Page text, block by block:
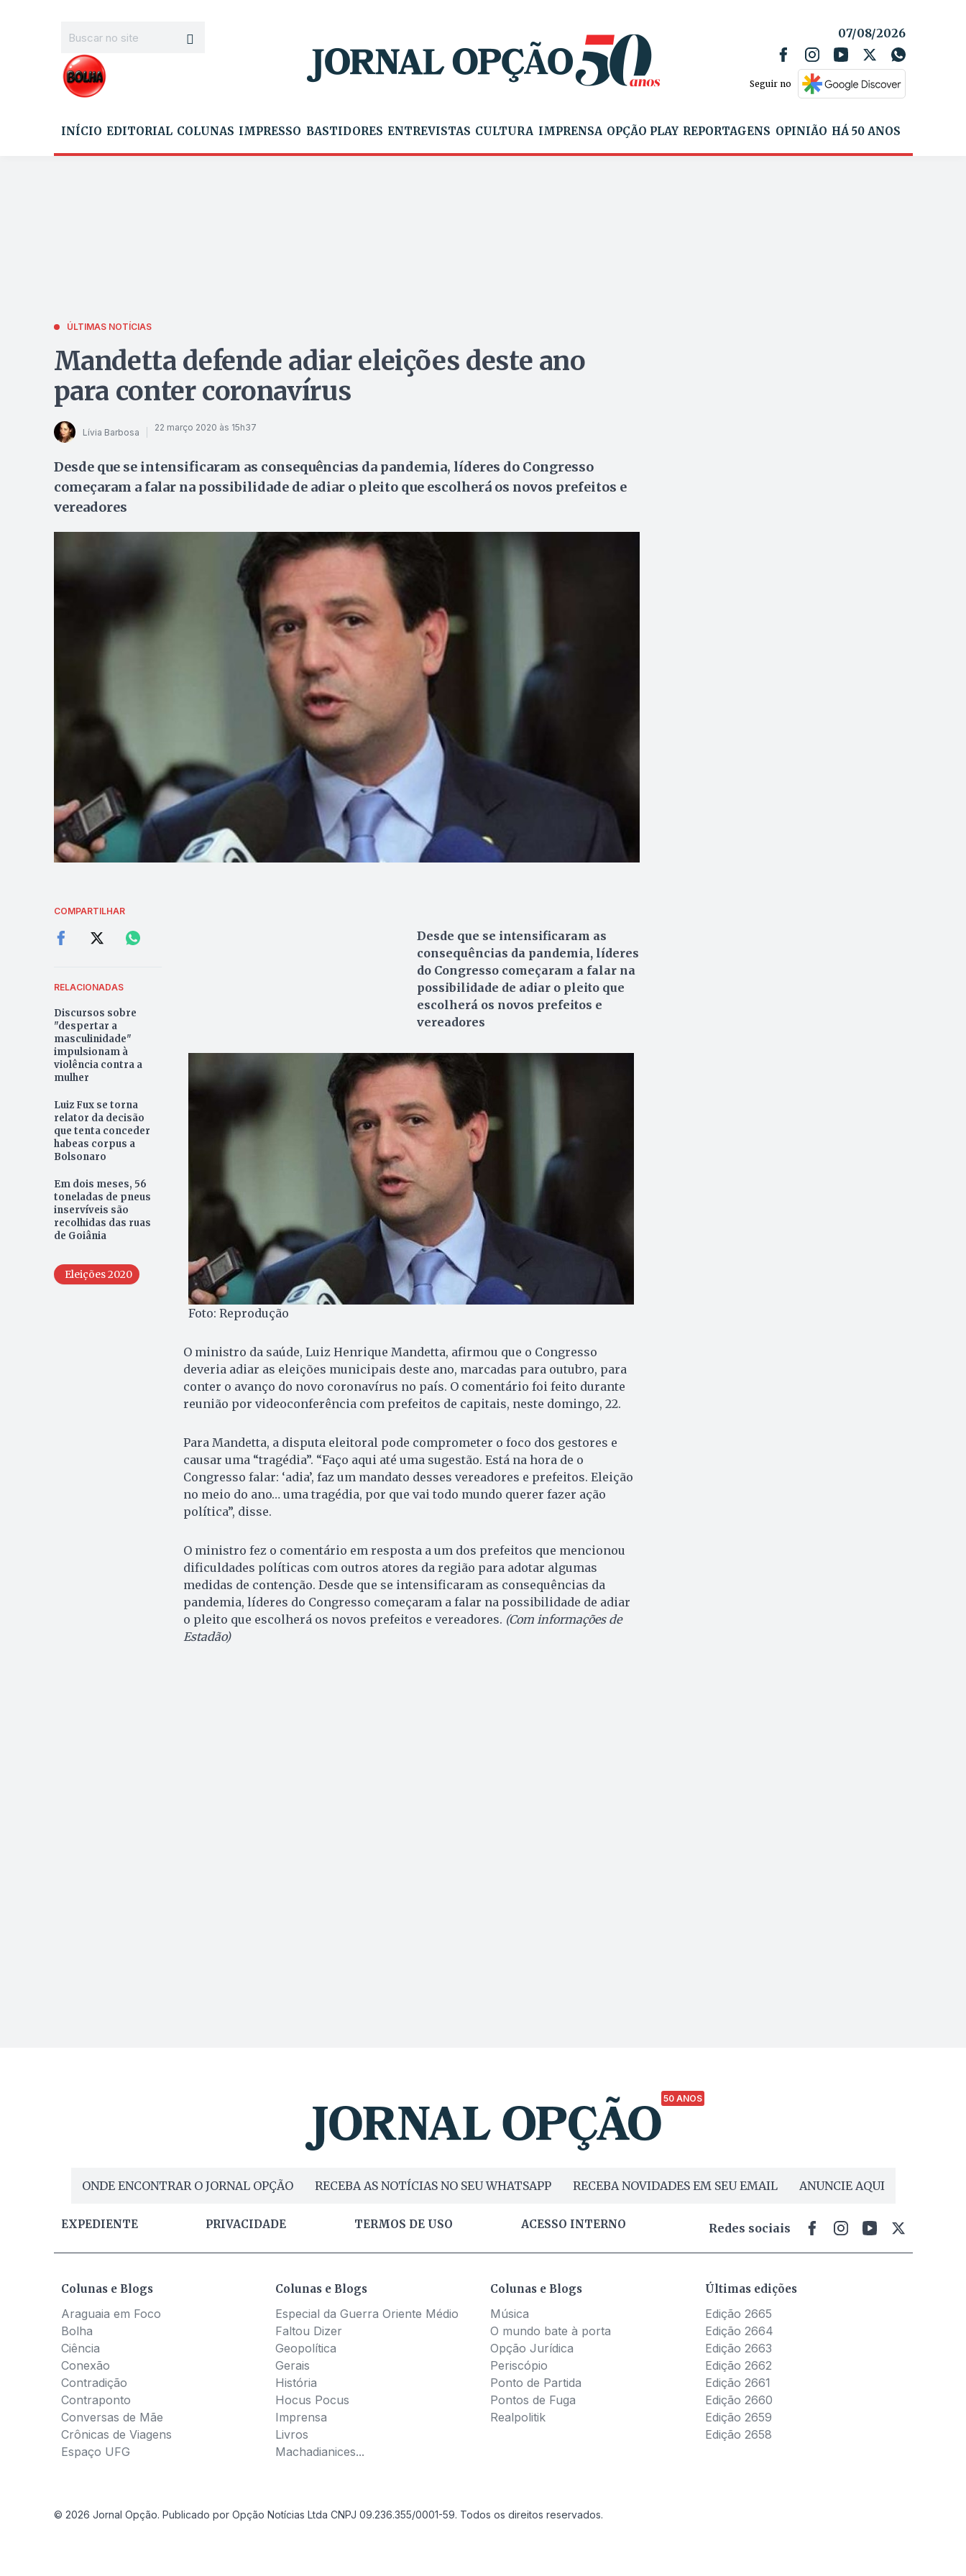
07/08/2026
Seguir no
INÍCIO EDITORIAL COLUNAS IMPRESSO BASTIDORES ENTREVISTAS CULTURA IMPRENSA OPÇÃO PLAY REPORTAGENS OPINIÃO HÁ 50 ANOS
ÚLTIMAS NOTÍCIAS
Mandetta defende adiar eleições deste ano
para conter coronavírus
Lívia Barbosa 22 março 2020 às 15h37
Desde que se intensificaram as consequências da pandemia, líderes do Congresso
começaram a falar na possibilidade de adiar o pleito que escolherá os novos prefeitos e
vereadores
COMPARTILHAR
RELACIONADAS
Discursos sobre
"despertar a
masculinidade"
impulsionam à
violência contra a
mulher
Luiz Fux se torna
relator da decisão
que tenta conceder
habeas corpus a
Bolsonaro
Em dois meses, 56
toneladas de pneus
inservíveis são
recolhidas das ruas
de Goiânia
Eleições 2020
Desde que se intensificaram as
consequências da pandemia, líderes
do Congresso começaram a falar na
possibilidade de adiar o pleito que
escolherá os novos prefeitos e
vereadores
Foto: Reprodução
O ministro da saúde, Luiz Henrique Mandetta, afirmou que o Congresso
deveria adiar as eleições municipais deste ano, marcadas para outubro, para
conter o avanço do novo coronavírus no país. O comentário foi feito durante
reunião por videoconferência com prefeitos de capitais, neste domingo, 22.
Para Mandetta, a disputa eleitoral pode comprometer o foco dos gestores e
causar uma “tragédia”. “Faço aqui até uma sugestão. Está na hora de o
Congresso falar: ‘adia’, faz um mandato desses vereadores e prefeitos. Eleição
no meio do ano… uma tragédia, por que vai todo mundo querer fazer ação
política”, disse.
O ministro fez o comentário em resposta a um dos prefeitos que mencionou
dificuldades políticas com outros atores da região para adotar algumas
medidas de contenção. Desde que se intensificaram as consequências da
pandemia, líderes do Congresso começaram a falar na possibilidade de adiar
o pleito que escolherá os novos prefeitos e vereadores. (Com informações de
Estadão)
50 ANOS
ONDE ENCONTRAR O JORNAL OPÇÃO RECEBA AS NOTÍCIAS NO SEU WHATSAPP RECEBA NOVIDADES EM SEU EMAIL ANUNCIE AQUI
EXPEDIENTE PRIVACIDADE TERMOS DE USO ACESSO INTERNO Redes sociais
Colunas e Blogs
Araguaia em Foco
Bolha
Ciência
Conexão
Contradição
Contraponto
Conversas de Mãe
Crônicas de Viagens
Espaço UFG
Colunas e Blogs
Especial da Guerra Oriente Médio
Faltou Dizer
Geopolítica
Gerais
História
Hocus Pocus
Imprensa
Livros
Machadianices...
Colunas e Blogs
Música
O mundo bate à porta
Opção Jurídica
Periscópio
Ponto de Partida
Pontos de Fuga
Realpolitik
Últimas edições
Edição 2665
Edição 2664
Edição 2663
Edição 2662
Edição 2661
Edição 2660
Edição 2659
Edição 2658
© 2026 Jornal Opção. Publicado por Opção Notícias Ltda CNPJ 09.236.355/0001-59. Todos os direitos reservados.